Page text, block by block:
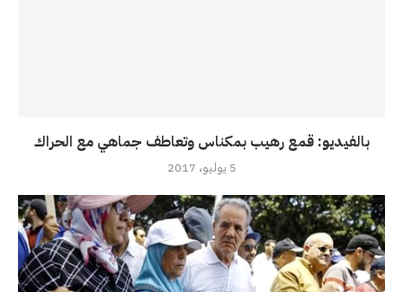
بالفيديو: قمع رهيب بمكناس وتعاطف جماهي مع الحراك
5 يوليو، 2017